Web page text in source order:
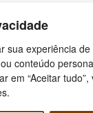
sua experiência de
conteúdo
em “Aceitar tudo”,